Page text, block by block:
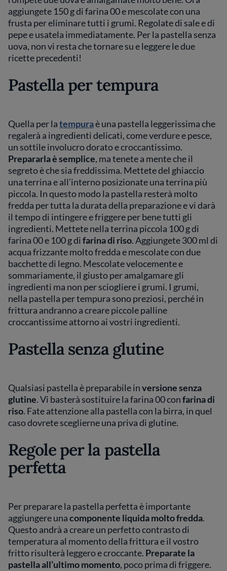
aggiungete 150 g di farina 00 e mescolate con una
frusta per eliminare tutti i grumi. Regolate di sale e di
pepe e usatela immediatamente. Per la pastella senza
uova, non vi resta che tornare su e leggere le due
ricette precedenti!
Pastella per tempura
Quella per latempuraè una pastella leggerissima che
regalerà a ingredienti delicati, come verdure e pesce,
un sottile involucro dorato e croccantissimo.
Prepararla è semplice, ma tenete a mente che il
segreto è che sia freddissima. Mettete del ghiaccio
una terrina e all’interno posizionate una terrina più
piccola. In questo modo la pastella resterà molto
fredda per tutta la durata della preparazione e vi darà
il tempo di intingere e friggere per bene tutti gli
ingredienti. Mettete nella terrina piccola 100 g di
farina 00 e 100 g difarina di riso. Aggiungete 300 ml di
acqua frizzante molto fredda e mescolate con due
bacchette di legno. Mescolate velocemente e
sommariamente, il giusto per amalgamare gli
ingredienti ma non per sciogliere i grumi. I grumi,
nella pastella per tempura sono preziosi, perché in
frittura andranno a creare piccole palline
croccantissime attorno ai vostri ingredienti.
Pastella senza glutine
Qualsiasi pastella è preparabile inversione senza
glutine. Vi basterà sostituire la farina 00 confarina di
riso. Fate attenzione alla pastella con la birra, in quel
caso dovrete sceglierne una priva di glutine.
Regole per la pastella
perfetta
Per preparare la pastella perfetta è importante
aggiungere unacomponente liquida molto fredda.
Questo andrà a creare un perfetto contrasto di
temperatura al momento della frittura e il vostro
fritto risulterà leggero e croccante. Preparate la
pastella all’ultimo momento, poco prima di friggere.